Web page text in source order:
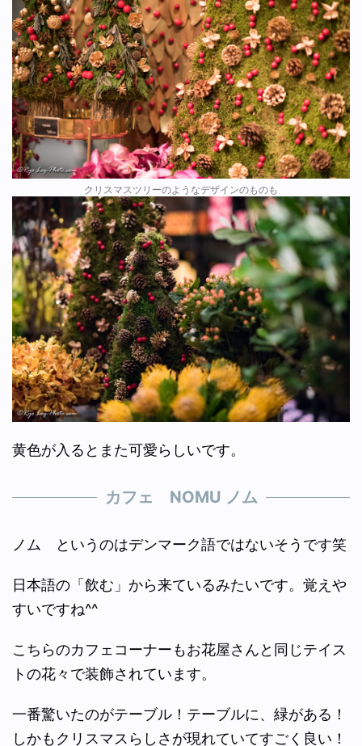
クリスマスツリーのようなデザインのものも
黄色が入るとまた可愛らしいです。
カフェ NOMU ノム
ノム というのはデンマーク語ではないそうです笑
日本語の「飲む」から来ているみたいです。覚えや
すいですね^^
こちらのカフェコーナーもお花屋さんと同じテイス
トの花々で装飾されています。
一番驚いたのがテーブル！テーブルに、緑がある！
しかもクリスマスらしさが現れていてすごく良い！